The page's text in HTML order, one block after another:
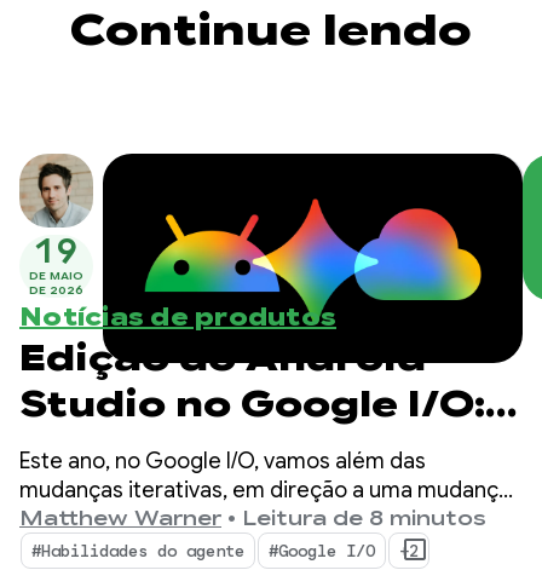
Continue lendo
19
DE MAIO
DE 2026
Notícias de produtos
Edição do Android
Studio no Google I/O:
novidades nas
ferramentas para
desenvolvedores
Este ano, no Google I/O, vamos além das
mudanças iterativas, em direção a uma mudança
fundamental na forma como os apps são criados.
Nossas ferramentas mais recentes são criadas
Matthew Warner • Leitura de 8 minutos
#Habilidades do agente #Google I/O +2